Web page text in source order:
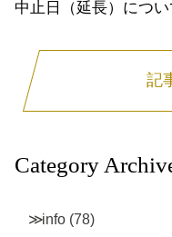
中止日（延長）につい
記
Category
info (78)